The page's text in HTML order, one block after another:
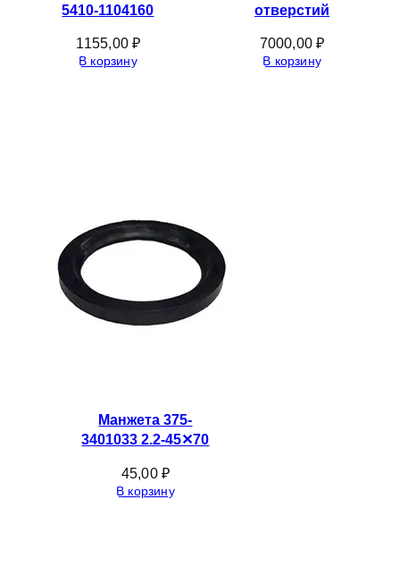
5410-1104160
1155,00₽
В корзину
отверстий
7000,00₽
В корзину
Манжета 375-
3401033 2.2-45✕70
45,00 ₽
В корзину